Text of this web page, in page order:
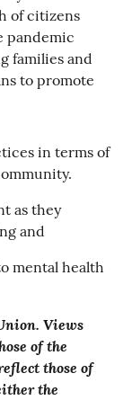
of citizens
pandemic
families and
to promote
in terms of
as they
and
mental health
Views
of the
those of
the